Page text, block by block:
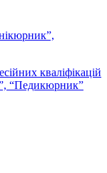
кваліфікацій
“Педикюрник”